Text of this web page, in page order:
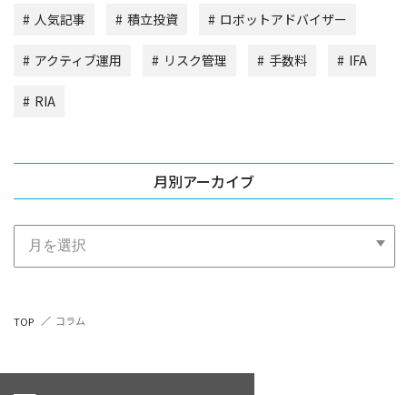
人気記事 積立投資 ロボットアドバイザー
アクティブ運用 リスク管理 手数料 IFA
RIA
月別アーカイブ
TOP コラム